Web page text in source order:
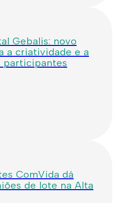
Gebalis: novo
a criatividade e a
participantes
ComVida dá
de lote na Alta